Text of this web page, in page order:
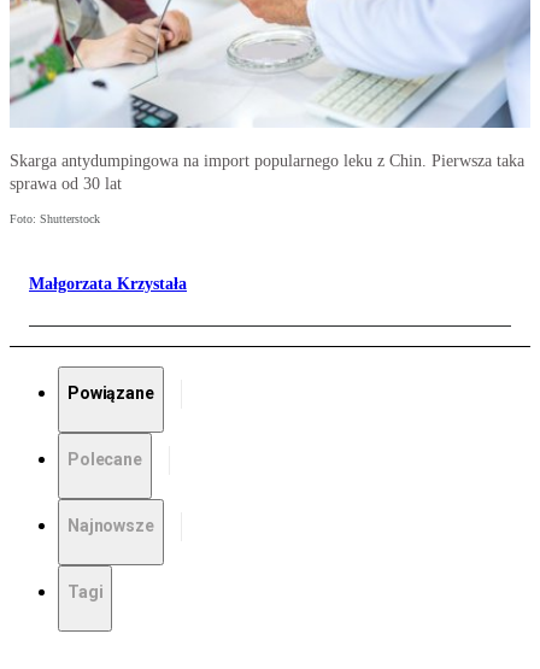
Skarga antydumpingowa na import popularnego leku z Chin. Pierwsza taka
sprawa od 30 lat
Foto: Shutterstock
Małgorzata Krzystała
Powiązane
Polecane
Najnowsze
Tagi